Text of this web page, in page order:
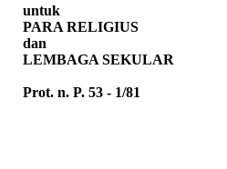
untuk
PARA RELIGIUS
dan
LEMBAGA SEKULAR
Prot. n. P. 53 - 1/81